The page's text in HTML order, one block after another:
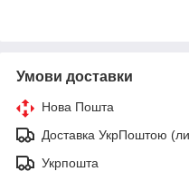
Умови доставки
Нова Пошта
Доставка УкрПоштою
Укрпошта